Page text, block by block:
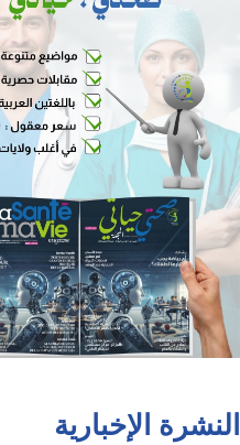
النشرة الإخبارية